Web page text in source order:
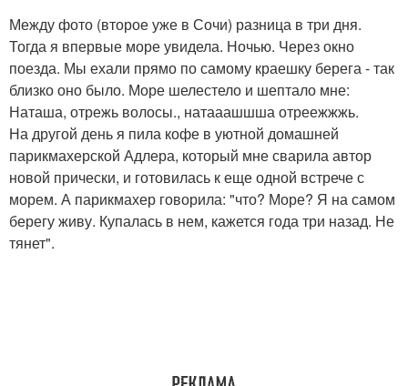
Между фото (второе уже в Сочи) разница в три дня.
Тогда я впервые море увидела. Ночью. Через окно
поезда. Мы ехали прямо по самому краешку берега - так
близко оно было. Море шелестело и шептало мне:
Наташа, отрежь волосы., натааашшша отреежжжь.
На другой день я пила кофе в уютной домашней
парикмахерской Адлера, который мне сварила автор
новой прически, и готовилась к еще одной встрече с
морем. А парикмахер говорила: "что? Море? Я на самом
берегу живу. Купалась в нем, кажется года три назад. Не
тянет".